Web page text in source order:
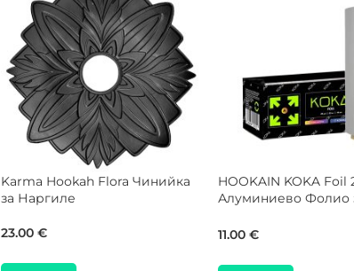
MOZE Shisha Yellow Bar Mat
Подложка за Наргиле
25.00 €
WOOKAH Abstract
Накрайник за
65.00€